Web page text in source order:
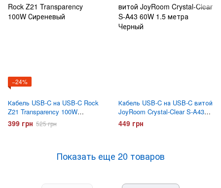
−24%
Кабель USB-C на USB-C Rock
Z21 Transparency 100W
Сиреневый
399 грн 525 грн
Кабель USB-C на USB-C витой
JoyRoom Crystal-Clear S-A43
60W 1.5 метра Черный
449 грн
Показать еще 20 товаров